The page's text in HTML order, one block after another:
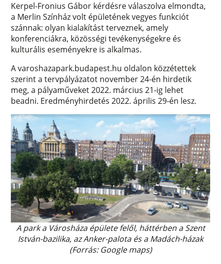
Kerpel-Fronius Gábor kérdésre válaszolva elmondta,
a Merlin Színház volt épületének vegyes funkciót
szánnak: olyan kialakítást terveznek, amely
konferenciákra, közösségi tevékenységekre és
kulturális eseményekre is alkalmas.
A varoshazapark.budapest.hu oldalon közzétettek
szerint a tervpályázatot november 24-én hirdetik
meg, a pályaműveket 2022. március 21-ig lehet
beadni. Eredményhirdetés 2022. április 29-én lesz.
A park a Városháza épülete felől, háttérben a Szent
István-bazilika, az Anker-palota és a Madách-házak
(Forrás: Google maps)